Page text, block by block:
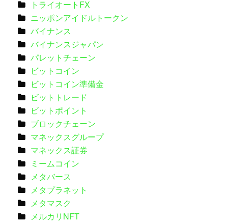
トライオートFX
ニッポンアイドルトークン
バイナンス
バイナンスジャパン
パレットチェーン
ビットコイン
ビットコイン準備金
ビットトレード
ビットポイント
ブロックチェーン
マネックスグループ
マネックス証券
ミームコイン
メタバース
メタプラネット
メタマスク
メルカリNFT